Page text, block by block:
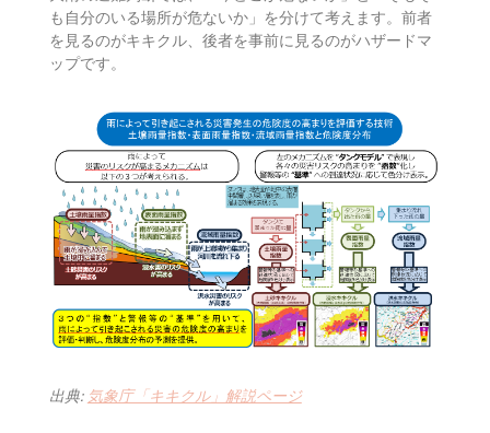
キキクルとハザードマ
ップの見方
大雨の避難判断では、「今どこが危ないか」と「そもそ
も自分のいる場所が危ないか」を分けて考えます。前者
を見るのがキキクル、後者を事前に見るのがハザードマ
ップです。